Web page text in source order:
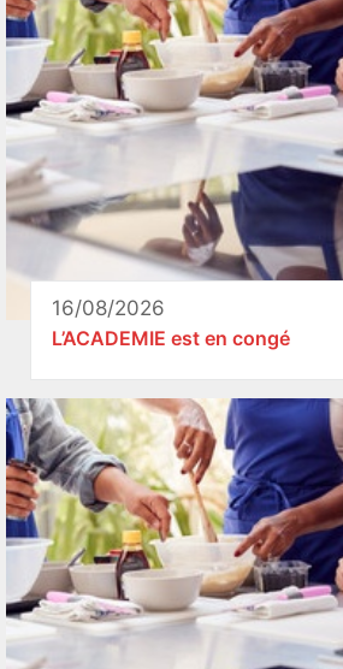
16/08/2026
L’ACADEMIE est en congé